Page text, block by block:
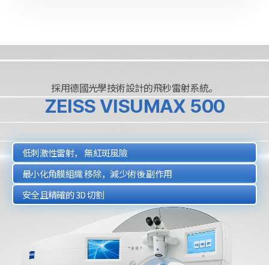
採用德國光學技術設計的飛秒雷射系統。
ZEISS VISUMAX 500
低刺激性雷射，
無紅斑風險
最小化角膜組織移除，減少術後副作用
安全且精確的 3D 切割